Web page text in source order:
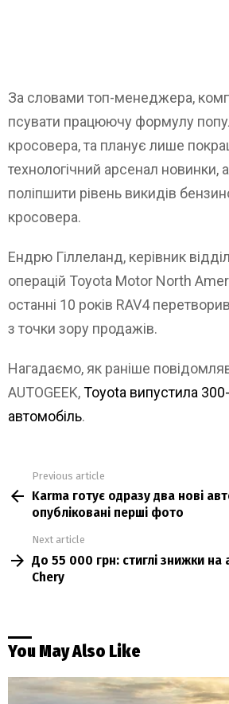
За словами топ-менеджера,
псувати працюючу формулу
кросовера, та планує лише
технологічний арсенал
поліпшити рівень викидів
кросовера.
Ендрю Гіллеланд, керівник
операцій Toyota Motor North
останні 10 років RAV4
з точки зору продажів.
Нагадаємо, як раніше
AUTОGEEK,Toyota випустила
автомобіль.
more
Previous article
Karma готує одразу два нові
опубліковані перші фото
Next article
До 55 000 грн: стиглі знижки на
Chery
You May Also Like